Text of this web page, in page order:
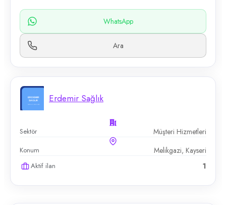
WhatsApp
Ara
Erdemir Sağlık
Sektör Müşteri Hizmetleri
Konum Melikgazi, Kayseri
Aktif ilan 1